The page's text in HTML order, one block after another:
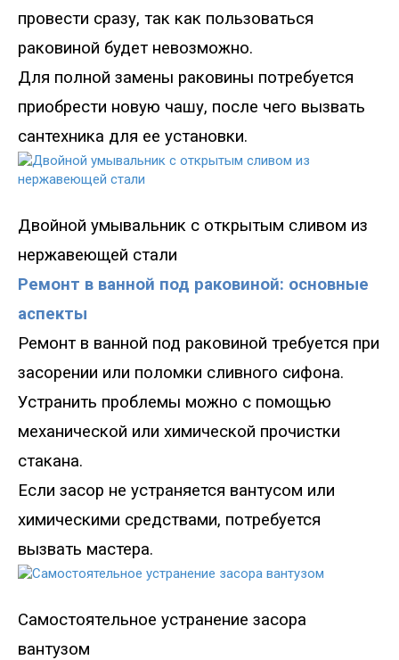
провести сразу, так как пользоваться
раковиной будет невозможно.
Для полной замены раковины потребуется
приобрести новую чашу, после чего вызвать
сантехника для ее установки.
Двойной умывальник с открытым сливом из
нержавеющей стали
Ремонт в ванной под раковиной: основные
аспекты
Ремонт в ванной под раковиной требуется при
засорении или поломки сливного сифона.
Устранить проблемы можно с помощью
механической или химической прочистки
стакана.
Если засор не устраняется вантусом или
химическими средствами, потребуется
вызвать мастера.
Самостоятельное устранение засора
вантузом